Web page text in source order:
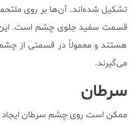
تشکیل شده‌اند. آن‌ها بر روی
قسمت سفید جلوی چشم است. این
هستند و معمولاً در قسمتی از
می‌گیرند.
سرطان
ممکن است روی چشم سرطان ایجاد